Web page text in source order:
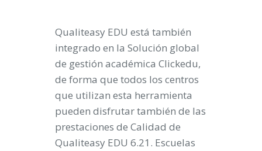
Qualiteasy EDU está también
integrado en la Solución global
de gestión académica Clickedu,
de forma que todos los centros
que utilizan esta herramienta
pueden disfrutar también de las
prestaciones de Calidad de
Qualiteasy EDU 6.21. Escuelas